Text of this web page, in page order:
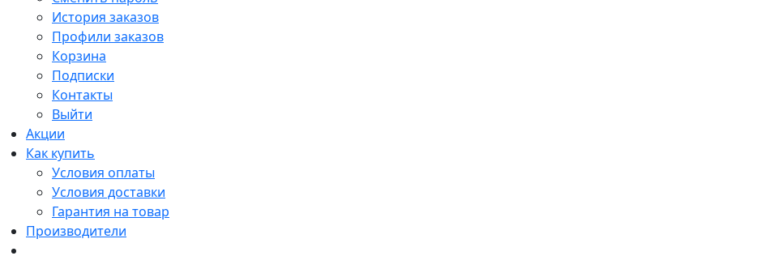
История заказов
Профили заказов
Корзина
Подписки
Контакты
Выйти
Акции
Как купить
Условия оплаты
Условия доставки
Гарантия на товар
Производители